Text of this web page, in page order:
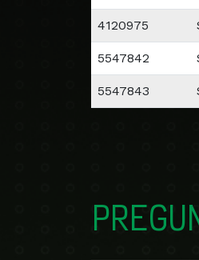
4120975
5547842
5547843